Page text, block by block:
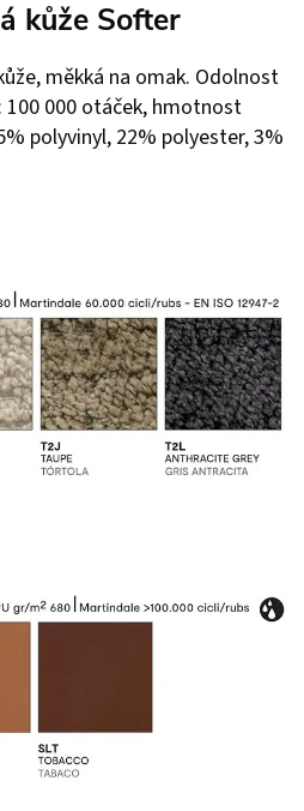
kůže Softer
měkká na omak. Odolnost
000 otáček, hmotnost
polyvinyl, 22% polyester, 3%